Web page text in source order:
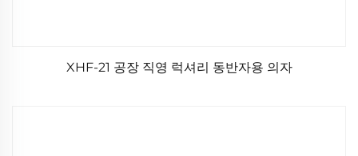
XHF-21 공장 직영 럭셔리 동반자용 의자